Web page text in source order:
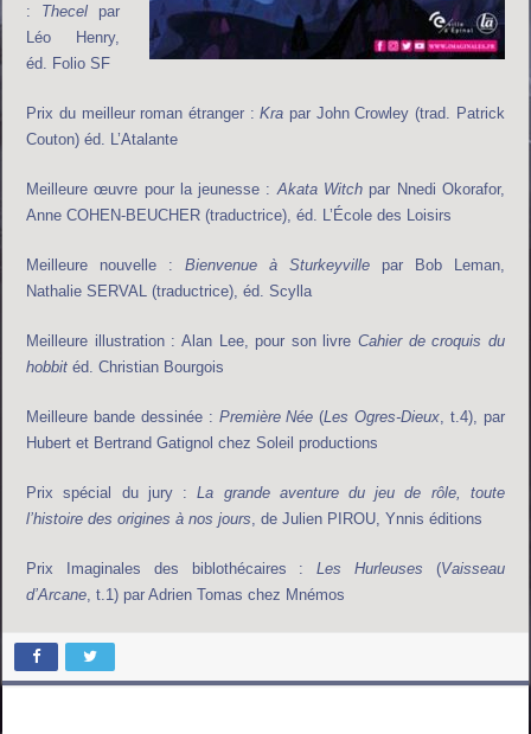
: Thecel par
Léo Henry,
éd. Folio SF
Prix du meilleur roman étranger :Kra par John Crowley (trad. Patrick
Couton) éd. L’Atalante
Meilleure œuvre pour la jeunesse : Akata Witch par Nnedi Okorafor,
Anne COHEN-BEUCHER (traductrice), éd. L’École des Loisirs
Meilleure nouvelle :Bienvenue à Sturkeyvillepar Bob Leman,
Nathalie SERVAL (traductrice), éd. Scylla
Meilleure illustration : Alan Lee, pour son livre Cahier de croquis du
hobbit éd. Christian Bourgois
Meilleure bande dessinée : Première Née (Les Ogres-Dieux , t.4), par
Hubert et Bertrand Gatignol chez Soleil productions
Prix spécial du jury :La grande aventure du jeu de rôle, toute
l’histoire des origines à nos jours , de Julien PIROU, Ynnis éditions
Prix Imaginales des biblothécaires :Les Hurleuses (Vaisseau
d’Arcane , t.1) par Adrien Tomas chez Mnémos